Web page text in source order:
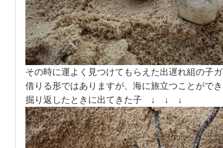
その時に運よく見つけてもらえた出遅れ組の子
借りる形ではありますが、海に旅立つことがで
掘り返したときに出てきた子 ↓ ↓ ↓